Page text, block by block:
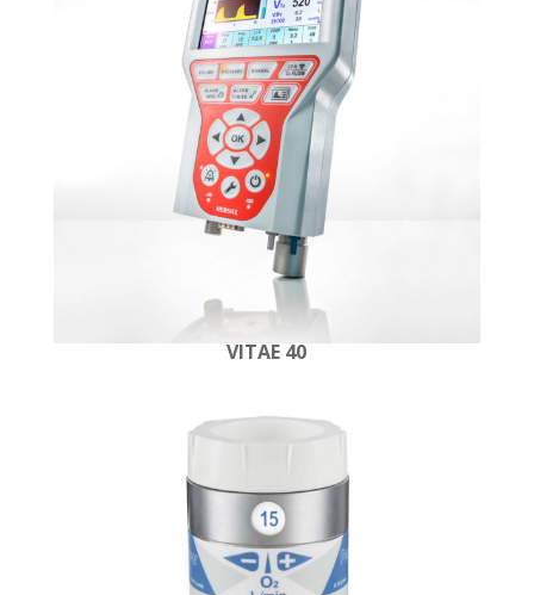
VITAE 40